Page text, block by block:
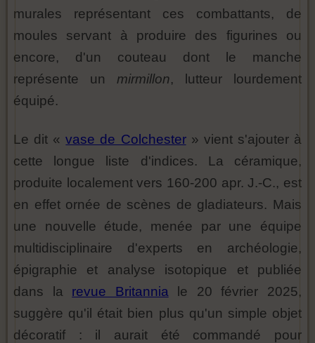
murales représentant ces combattants, de
moules servant à produire des figurines ou
encore, d'un couteau dont le manche
représente un mirmillon, lutteur lourdement
équipé.
Le dit «vase de Colchester» vient s'ajouter à
cette longue liste d'indices. La céramique,
produite localement vers 160-200 apr. J.-C., est
en effet ornée de scènes de gladiateurs. Mais
une nouvelle étude, menée par une équipe
multidisciplinaire d'experts en archéologie,
épigraphie et analyse isotopique et publiée
dans la revue Britannia le 20 février 2025,
suggère qu'il était bien plus qu'un simple objet
décoratif : il aurait été commandé pour